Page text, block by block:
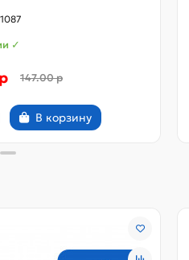
1087
✓
147.00 р
В корзину